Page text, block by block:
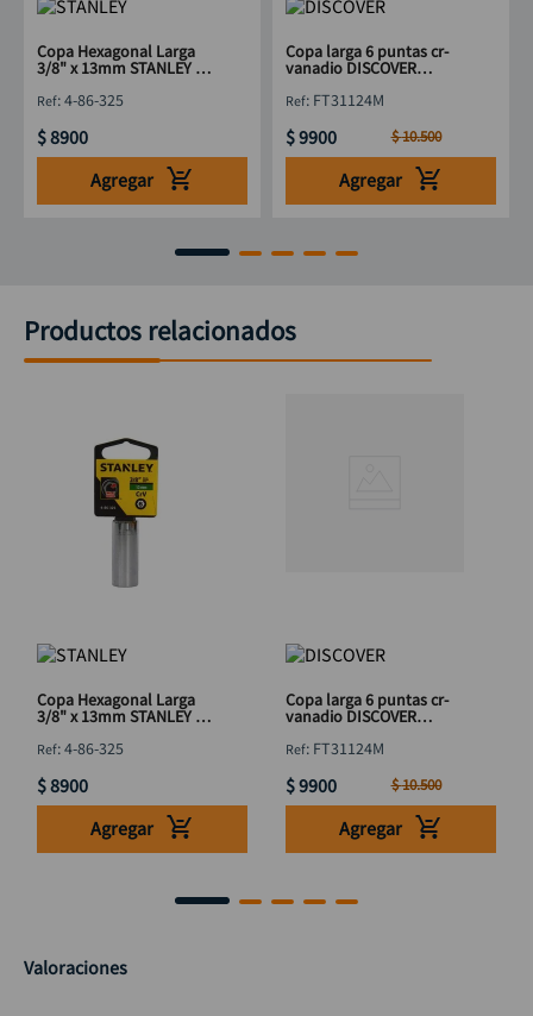
Copa Hexagonal Larga
3/8" x 13mm STANLEY 4-
:4-86-325
$8900
Agregar
Copa larga 6 puntas cr-
vanadio DISCOVER
: FT31124M
$9900 $10.500
Agregar
Productos relacionados
Copa Hexagonal Larga
3/8" x 13mm STANLEY 4-
:4-86-325
$8900
Agregar
Copa larga 6 puntas cr-
vanadio DISCOVER
: FT31124M
$9900 $10.500
Agregar
Valoraciones